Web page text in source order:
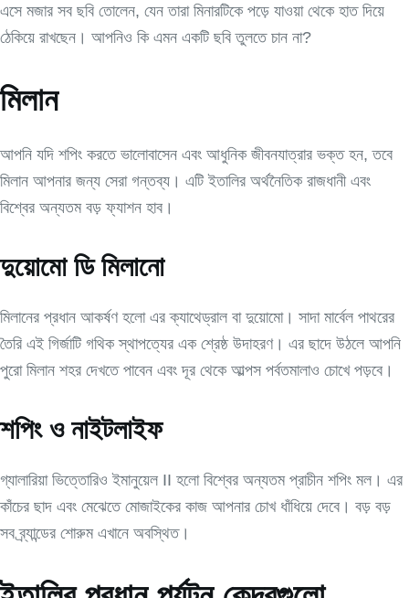
এসে মজার সব ছবি তোলেন, যেন তারা মিনারটিকে পড়ে যাওয়া থেকে হাত দিয়ে
ঠেকিয়ে রাখছেন। আপনিও কি এমন একটি ছবি তুলতে চান না?
মিলান
আপনি যদি শপিং করতে ভালোবাসেন এবং আধুনিক জীবনযাত্রার ভক্ত হন, তবে
মিলান আপনার জন্য সেরা গন্তব্য। এটি ইতালির অর্থনৈতিক রাজধানী এবং
বিশ্বের অন্যতম বড় ফ্যাশন হাব।
দুয়োমো ডি মিলানো
মিলানের প্রধান আকর্ষণ হলো এর ক্যাথেড্রাল বা দুয়োমো। সাদা মার্বেল পাথরের
তৈরি এই গির্জাটি গথিক স্থাপত্যের এক শ্রেষ্ঠ উদাহরণ। এর ছাদে উঠলে আপনি
পুরো মিলান শহর দেখতে পাবেন এবং দূর থেকে আল্পস পর্বতমালাও চোখে পড়বে।
শপিং ও নাইটলাইফ
গ্যালারিয়া ভিত্তোরিও ইমানুয়েল II হলো বিশ্বের অন্যতম প্রাচীন শপিং মল। এর
কাঁচের ছাদ এবং মেঝেতে মোজাইকের কাজ আপনার চোখ ধাঁধিয়ে দেবে। বড় বড়
সব ব্র্যান্ডের শোরুম এখানে অবস্থিত।